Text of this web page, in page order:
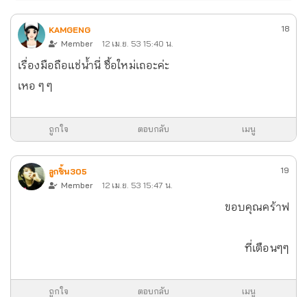
KAMGENG
Member
12 เม.ย. 53 15:40 น.
18
เรื่องมือถือแช่น้ำนี่ ซื้อใหม่เถอะค่ะ
เหอ ๆ ๆ
ถูกใจ ตอบกลับ เมนู
ลูกชิ้น305
Member
12 เม.ย. 53 15:47 น.
19
ขอบคุณคร้าฟ
ที่เตือนๆๆ
ถูกใจ ตอบกลับ เมนู